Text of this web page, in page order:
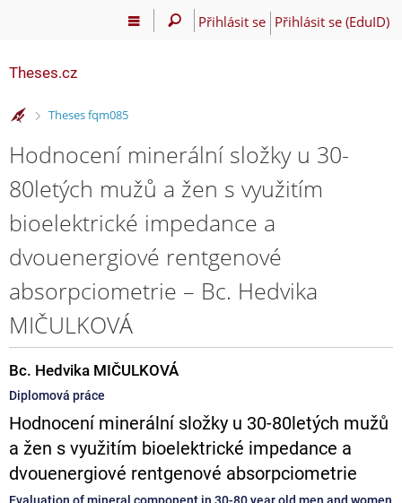
Přihlásit se Přihlásit se (EduID)
Theses.cz
>
Theses fqm085
Hodnocení minerální složky u 30-
80letých mužů a žen s využitím
bioelektrické impedance a
dvouenergiové rentgenové
absorpciometrie – Bc. Hedvika
MIČULKOVÁ
Bc. Hedvika MIČULKOVÁ
Diplomová práce
Hodnocení minerální složky u 30-80letých mužů
a žen s využitím bioelektrické impedance a
dvouenergiové rentgenové absorpciometrie
Evaluation of mineral component in 30-80 year old men and women